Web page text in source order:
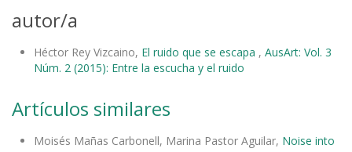
autor/a
Héctor Rey Vizcaino, El ruido que se escapa , AusArt: Vol. 3
Núm. 2 (2015): Entre la escucha y el ruido
Artículos similares
Moisés Mañas Carbonell, Marina Pastor Aguilar, Noise into